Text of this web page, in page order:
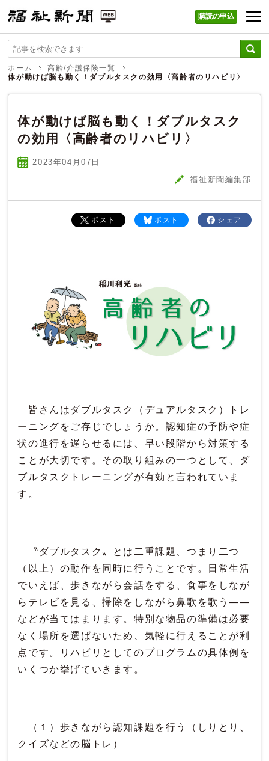
福祉新聞 WEB
購読の申込
ホーム
高齢/介護保険一覧
体が動けば脳も動く！ダブルタスクの効用〈高齢者のリハビリ〉
体が動けば脳も動く！ダブルタスク
の効用〈高齢者のリハビリ〉
2023年04 月07 日
福祉新聞編集部
シェア
ポスト
ポスト
皆さんはダブルタスク（デュアルタスク）トレ
ーニングをご存じでしょうか。認知症の予防や症
状の進行を遅らせるには、早い段階から対策する
ことが大切です。その取り組みの一つとして、ダ
ブルタスクトレーニングが有効と言われていま
す。
〝ダブルタスク〟とは二重課題、つまり二つ
（以上）の動作を同時に行うことです。日常生活
でいえば、歩きながら会話をする、食事をしなが
らテレビを見る、掃除をしながら鼻歌を歌う――
などが当てはまります。特別な物品の準備は必要
なく場所を選ばないため、気軽に行えることが利
点です。リハビリとしてのプログラムの具体例を
いくつか挙げていきます。
（１）歩きながら認知課題を行う（しりとり、
クイズなどの脳トレ）